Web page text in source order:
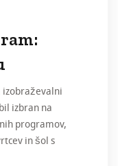
izobraževalni
izbran na
programov,
in šol s